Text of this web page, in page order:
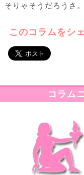
そりゃそうだろうさ。
このコラムをシ
コラム